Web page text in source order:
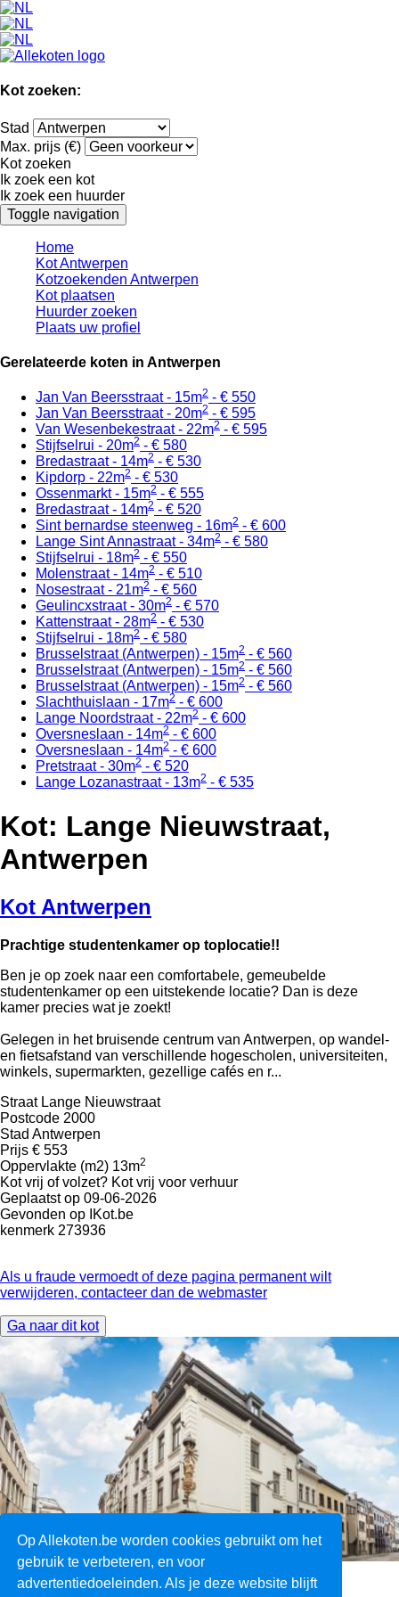
Op Allekoten.be worden cookies gebruikt om het
gebruik te verbeteren, en voor
advertentiedoeleinden. Als je deze website blijft
Kot zoeken:
Stad
Max. prijs (€)
Kot zoeken
Ik zoek een kot
Ik zoek een huurder
Toggle navigation
Home
Kot Antwerpen
Kotzoekenden Antwerpen
Kot plaatsen
Huurder zoeken
Plaats uw profiel
Gerelateerde koten in Antwerpen
Jan Van Beersstraat - 15m2 - € 550
Jan Van Beersstraat - 20m2 - € 595
Van Wesenbekestraat - 22m2 - € 595
Stijfselrui - 20m2 - € 580
Bredastraat - 14m2 - € 530
Kipdorp - 22m2 - € 530
Ossenmarkt - 15m2 - € 555
Bredastraat - 14m2 - € 520
Sint bernardse steenweg - 16m2 - € 600
Lange Sint Annastraat - 34m2 - € 580
Stijfselrui - 18m2 - € 550
Molenstraat - 14m2 - € 510
Nosestraat - 21m2 - € 560
Geulincxstraat - 30m2 - € 570
Kattenstraat - 28m2 - € 530
Stijfselrui - 18m2 - € 580
Brusselstraat (Antwerpen) - 15m2 - € 560
Brusselstraat (Antwerpen) - 15m2 - € 560
Brusselstraat (Antwerpen) - 15m2 - € 560
Slachthuislaan - 17m2 - € 600
Lange Noordstraat - 22m2 - € 600
Oversneslaan - 14m2 - € 600
Oversneslaan - 14m2 - € 600
Pretstraat - 30m2 - € 520
Lange Lozanastraat - 13m2 - € 535
Kot: Lange Nieuwstraat,
Antwerpen
Kot Antwerpen
Prachtige studentenkamer op toplocatie!!
Ben je op zoek naar een comfortabele, gemeubelde
studentenkamer op een uitstekende locatie? Dan is deze
kamer precies wat je zoekt!
Gelegen in het bruisende centrum van Antwerpen, op wandel-
en fietsafstand van verschillende hogescholen, universiteiten,
winkels, supermarkten, gezellige cafés en r...
StraatLange Nieuwstraat
Postcode 2000
Stad Antwerpen
Prijs € 553
Oppervlakte (m2) 13m2
Kot vrij of volzet? Kot vrij voor verhuur
Geplaatst op 09-06-2026
Gevonden op IKot.be
kenmerk 273936
Als u fraude vermoedt of deze pagina permanent wilt
verwijderen, contacteer dan de webmaster
Ga naar dit kot